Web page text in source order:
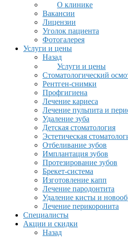
О клинике
Вакансии
Лицензии
Уголок пациента
Фотогалерея
Услуги и цены
Назад
Услуги и цены
Стоматологический
Рентген-снимки
Профгигиена
Лечение кариеса
Лечение пульпита и
Удаление зуба
Детская стоматология
Эстетическая
Отбеливание зубов
Имплантация зубов
Протезирование зубов
Брекет-система
Изготовление капп
Лечение пародонтита
Удаление кисты и
Лечение перикоронита
Специалисты
Акции и скидки
Назад